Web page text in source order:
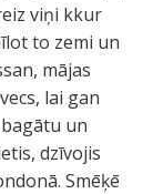
viņi kkur
to zemi un
mājas
lai gan
un
dzīvojis
Smēķē